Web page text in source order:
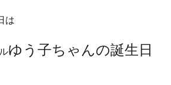
は
ゆう子ちゃんの誕生日